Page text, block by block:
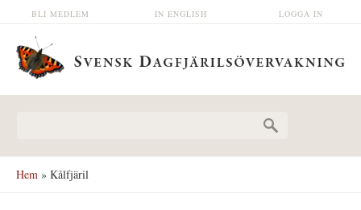
Hoppa till huvudinnehåll LOGGA IN
IN ENGLISH
BLI MEDLEM
Hem » Kålfjäril